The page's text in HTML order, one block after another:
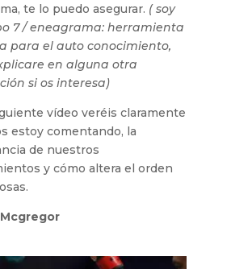
te lo puedo asegurar. ( soy
7 / eneagrama: herramienta
para el auto conocimiento,
en alguna otra
si os interesa)
vídeo veréis claramente
estoy comentando, la
de nuestros
y cómo altera el orden